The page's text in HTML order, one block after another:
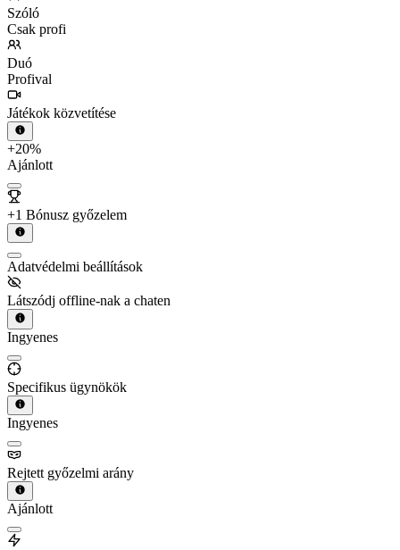
Szóló
Csak profi
Duó
Profival
Játékok közvetítése
+20%
Ajánlott
+1 Bónusz győzelem
Adatvédelmi beállítások
Látszódj offline-nak a chaten
Ingyenes
Specifikus ügynökök
Ingyenes
Rejtett győzelmi arány
Ajánlott